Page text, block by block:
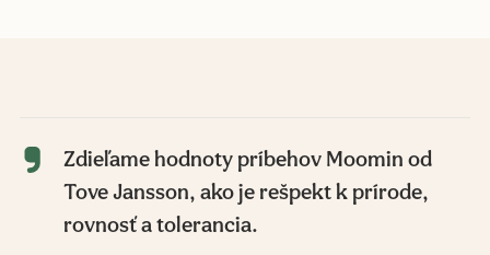
Zdieľame hodnoty príbehov Moomin od
Tove Jansson, ako je rešpekt k prírode,
rovnosť a tolerancia.